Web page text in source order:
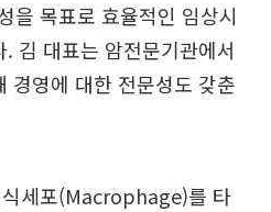
을 목표로 효율적인 임상시
김 대표는 암전문기관에서
경영에 대한 전문성도 갖춘
세포(Macrophage)를 타